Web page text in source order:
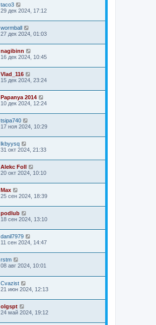
taco3
29 дек 2024, 17:12
wormball
27 дек 2024, 01:03
nagibinn
16 дек 2024, 10:45
Vlad_116
15 дек 2024, 23:24
Papanya 2014
10 дек 2024, 12:24
tsipa740
17 ноя 2024, 10:29
lkbyysq
31 окт 2024, 21:33
Alekc Foll
20 окт 2024, 10:10
Мах
25 сен 2024, 18:39
podlub
18 сен 2024, 13:10
danil7979
11 сен 2024, 14:47
rstm
08 авг 2024, 10:01
Cvazist
21 июн 2024, 12:13
olgspt
24 май 2024, 19:12